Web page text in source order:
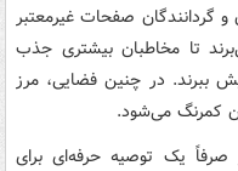
گردانندگان صفحات غیرمعتبر
تا مخاطبان بیشتری جذب
ببرند. در چنین فضایی، مرز
کمرنگ می‌شود.
صرفاً یک توصیه حرفه‌ای برای